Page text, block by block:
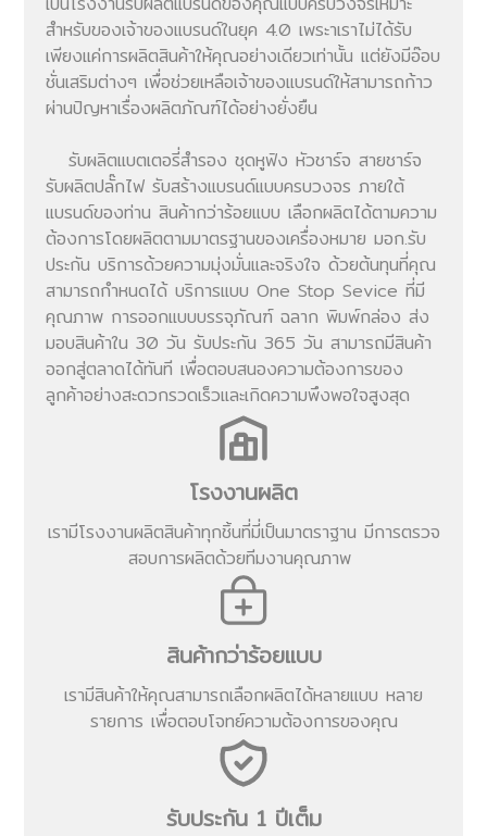
สำหรับของเจ้าของแบรนด์ในยุค 4.0 เพระาเราไม่ได้รับ
เพียงแค่การผลิตสินค้าให้คุณอย่างเดียวเท่านั้น แต่ยังมีอ๊อบ
ชั่นเสริมต่างๆ เพื่อช่วยเหลือเจ้าของแบรนด์ให้สามารถก้าว
ผ่านปัญหาเรื่องผลิตภัณฑ์ได้อย่างยั่งยืน
รับผลิตแบตเตอรี่สำรอง ชุดหูฟัง หัวชาร์จ สายชาร์จ
รับผลิตปลั๊กไฟ รับสร้างแบรนด์แบบครบวงจร ภายใต้
แบรนด์ของท่าน สินค้ากว่าร้อยแบบ เลือกผลิตได้ตามความ
ต้องการโดยผลิตตามมาตรฐานของเครื่องหมาย มอก.รับ
ประกัน บริการด้วยความมุ่งมั่นและจริงใจ ด้วยต้นทุนที่คุณ
สามารถกำหนดได้ บริการแบบ One Stop Sevice ที่มี
คุณภาพ การออกแบบบรรจุภัณฑ์ ฉลาก พิมพ์กล่อง ส่ง
มอบสินค้าใน 30 วัน รับประกัน 365 วัน สามารถมีสินค้า
ออกสู่ตลาดได้ทันที เพื่อตอบสนองความต้องการของ
ลูกค้าอย่างสะดวกรวดเร็วและเกิดความพึงพอใจสูงสุด
โรงงานผลิต
เรามีโรงงานผลิตสินค้าทุกชิ้นที่มี่เป็นมาตราฐาน มีการตรวจ
สอบการผลิตด้วยทีมงานคุณภาพ
สินค้ากว่าร้อยแบบ
เรามีสินค้าให้คุณสามารถเลือกผลิตได้หลายแบบ หลาย
รายการ เพื่อตอบโจทย์ความต้องการของคุณ
รับประกัน 1 ปีเต็ม